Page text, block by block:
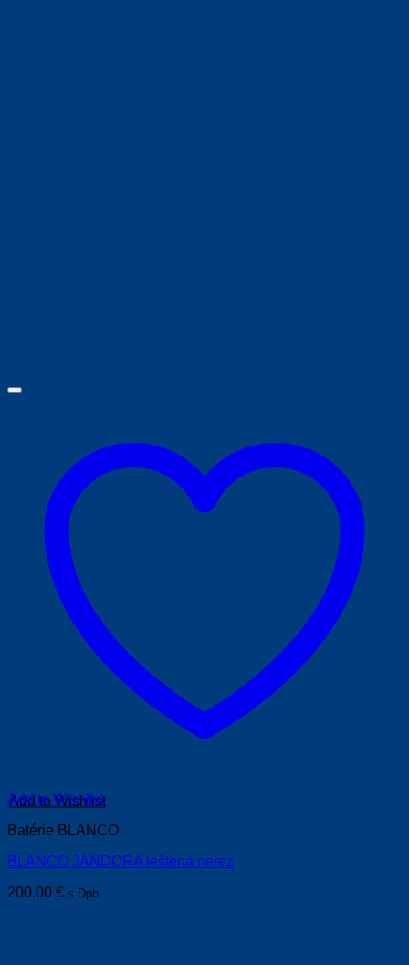
Add to Wishlist
Batérie BLANCO
BLANCO JANDORA leštená nerez
200.00 € s Dph